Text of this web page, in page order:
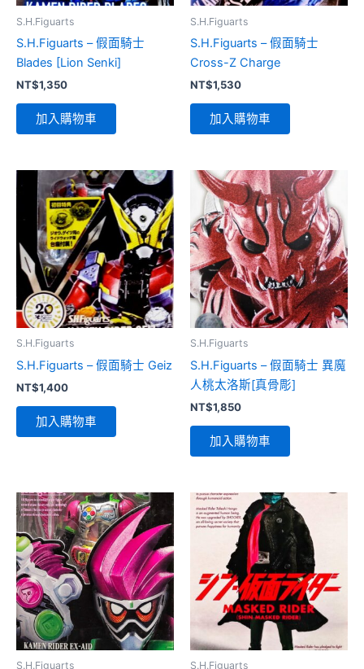
S.H.Figuarts
S.H.Figuarts – 假面騎士
Blades [Lion Senki]
NT$1,350
加入購物車
S.H.Figuarts
S.H.Figuarts – 假面騎士
Cross-Z Charge
NT$1,530
加入購物車
S.H.Figuarts
S.H.Figuarts – 假面騎士 Geiz
NT$1,400
加入購物車
S.H.Figuarts
S.H.Figuarts – 假面騎士 異魔
人桃太洛斯[真骨彫]
NT$1,850
加入購物車
S.H.Figuarts S.H.Figuarts